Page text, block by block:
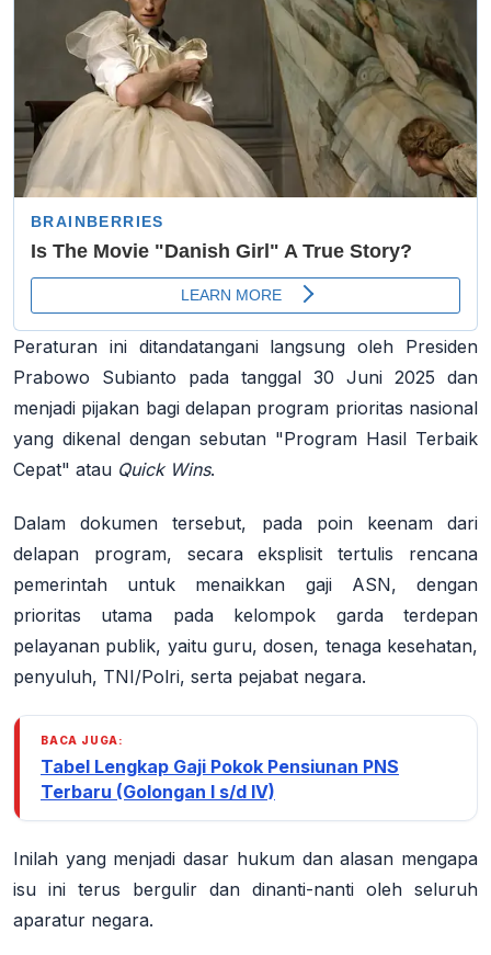
Peraturan ini ditandatangani langsung oleh Presiden
Prabowo Subianto pada tanggal 30 Juni 2025 dan
menjadi pijakan bagi delapan program prioritas nasional
yang dikenal dengan sebutan "Program Hasil Terbaik
Cepat" atau Quick Wins.
Dalam dokumen tersebut, pada poin keenam dari
delapan program, secara eksplisit tertulis rencana
pemerintah untuk menaikkan gaji ASN, dengan
prioritas utama pada kelompok garda terdepan
pelayanan publik, yaitu guru, dosen, tenaga kesehatan,
penyuluh, TNI/Polri, serta pejabat negara.
BACA JUGA:
Tabel Lengkap Gaji Pokok Pensiunan PNS
Terbaru (Golongan I s/d IV)
Inilah yang menjadi dasar hukum dan alasan mengapa
isu ini terus bergulir dan dinanti-nanti oleh seluruh
aparatur negara.